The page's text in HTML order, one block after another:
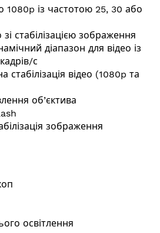
1080p із частотою 25, 30 або
стабілізацією зображення
діапазон для відео із
с
стабілізація відео (1080p та
об’єктива
зображення
освітлення